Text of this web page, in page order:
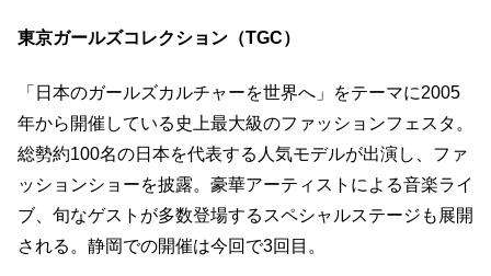
東京ガールズコレクション（TGC）
「日本のガールズカルチャーを世界へ」をテーマに2005
年から開催している史上最大級のファッションフェスタ。
総勢約100名の日本を代表する人気モデルが出演し、ファ
ッションショーを披露。豪華アーティストによる音楽ライ
ブ、旬なゲストが多数登場するスペシャルステージも展開
される。静岡での開催は今回で3回目。